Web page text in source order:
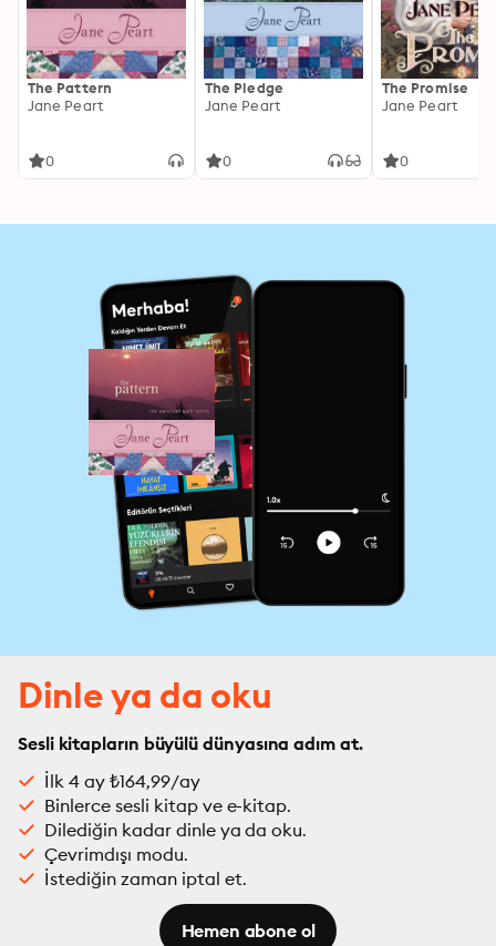
The Pattern
Jane Peart
0
The Pledge
Jane Peart
0
The Promise
Jane Peart
0
Dinle ya da oku
Sesli kitapların büyülü dünyasına adım at.
İlk 4 ay ₺164,99/ay
Binlerce sesli kitap ve e-kitap.
Dilediğin kadar dinle ya da oku.
Çevrimdışı modu.
İstediğin zaman iptal et.
Hemen abone ol